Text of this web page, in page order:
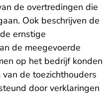
de overtredingen die
Ook beschrijven de
ernstige
de meegevoerde
op het bedrijf konden
de toezichthouders
door verklaringen